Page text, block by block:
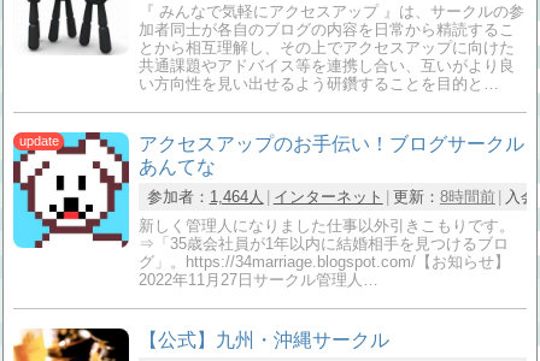
『 みんなで気軽にアクセスアップ 』は、サークルの参
加者同士が各自のブログの内容を日常から精読するこ
とから相互理解し、その上でアクセスアップに向けた
共通課題やアドバイス等を連携し合い、互いがより良
い方向性を見い出せるよう研鑽することを目的と…
アクセスアップのお手伝い！ブログサークル
あんてな
参加者： 1,464人 インターネット 更新： 8時間前
入会
新しく管理人になりました仕事以外引きこもりです。
⇒「35歳会社員が1年以内に結婚相手を見つけるブロ
グ」。https://34marriage.blogspot.com/【お知らせ】
2022年11月27日サークル管理人…
【公式】九州・沖縄サークル